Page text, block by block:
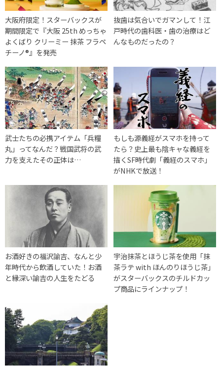
大阪府限定！スターバックスが
期間限定で『大阪 25th めっちゃ
よくばり クリーミー 抹茶 フラペ
チーノ®』を発売
抜歯は気合いでガマンして！江
戸時代の歯科医・歯の治療はど
んなものだったの？
武士たちの必携アイテム「兵糧
丸」ってなんだ？戦国武将の武
力を支えたその正体は…
もしも源義経がスマホを持って
たら？史上最も陰キャな義経を
描くSF時代劇「義経のスマホ」
がNHKで放送！
お酒好きの福沢諭吉、なんと少
年時代から飲酒していた！お酒
と縁深い諭吉の人生をたどる
宇治抹茶とほうじ茶を使用「抹
茶ラテ with ほんのりほうじ茶」
がスターバックスのチルドカッ
プ商品にラインナップ！